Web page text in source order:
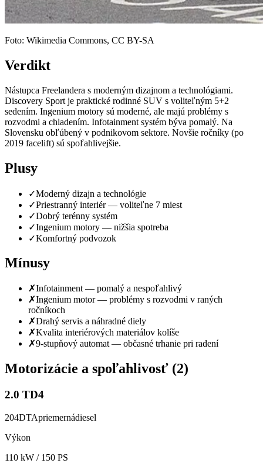
Foto: Wikimedia Commons, CC BY-SA
Verdikt
Nástupca Freelandera s moderným dizajnom a technológiami.
Discovery Sport je praktické rodinné SUV s voliteľným 5+2
sedením. Ingenium motory sú moderné, ale majú problémy s
rozvodmi a chladením. Infotainment systém býva pomalý. Na
Slovensku obľúbený v podnikovom sektore. Novšie ročníky (po
2019 facelift) sú spoľahlivejšie.
Plusy
✓Moderný dizajn a technológie
✓Priestranný interiér — voliteľne 7 miest
✓Dobrý terénny systém
✓Ingenium motory — nižšia spotreba
✓Komfortný podvozok
Mínusy
✗Infotainment — pomalý a nespoľahlivý
✗Ingenium motor — problémy s rozvodmi v raných
ročníkoch
✗Drahý servis a náhradné diely
✗Kvalita interiérových materiálov kolíše
✗9-stupňový automat — občasné trhanie pri radení
Motorizácie a spoľahlivosť (2)
2.0 TD4
204DTApriemernádiesel
Výkon
110 kW / 150 PS